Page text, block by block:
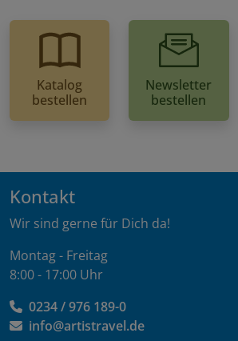
Katalog
bestellen
Newsletter
bestellen
Kontakt
Wir sind gerne für Dich da!
Montag - Freitag
8:00 - 17:00 Uhr
0234 / 976 189-0
info@artistravel.de